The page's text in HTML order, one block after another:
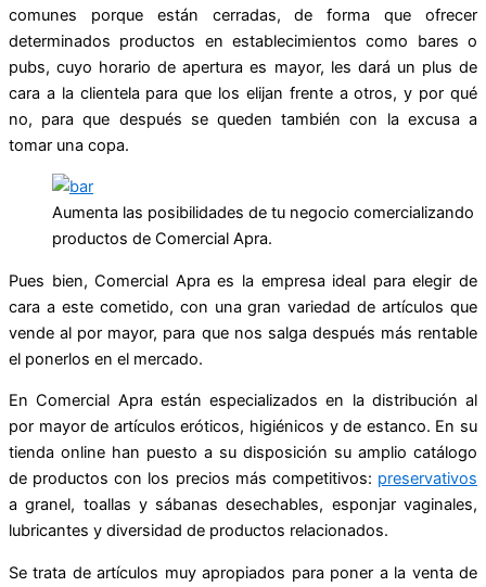
comunes porque están cerradas, de forma que ofrecer
determinados productos en establecimientos como bares o
pubs, cuyo horario de apertura es mayor, les dará un plus de
cara a la clientela para que los elijan frente a otros, y por qué
no, para que después se queden también con la excusa a
tomar una copa.
Aumenta las posibilidades de tu negocio comercializando
productos de Comercial Apra.
Pues bien, Comercial Apra es la empresa ideal para elegir de
cara a este cometido, con una gran variedad de artículos que
vende al por mayor, para que nos salga después más rentable
el ponerlos en el mercado.
En Comercial Apra están especializados en la distribución al
por mayor de artículos eróticos, higiénicos y de estanco. En su
tienda online han puesto a su disposición su amplio catálogo
de productos con los precios más competitivos: preservativos
a granel, toallas y sábanas desechables, esponjar vaginales,
lubricantes y diversidad de productos relacionados.
Se trata de artículos muy apropiados para poner a la venta de